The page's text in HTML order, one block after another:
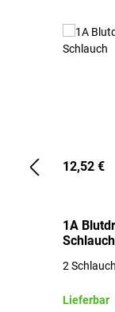
12,52 €
1A
Schlauch
2
Lieferbar